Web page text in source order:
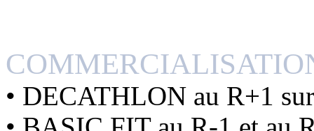
• DECATHLON au R+1